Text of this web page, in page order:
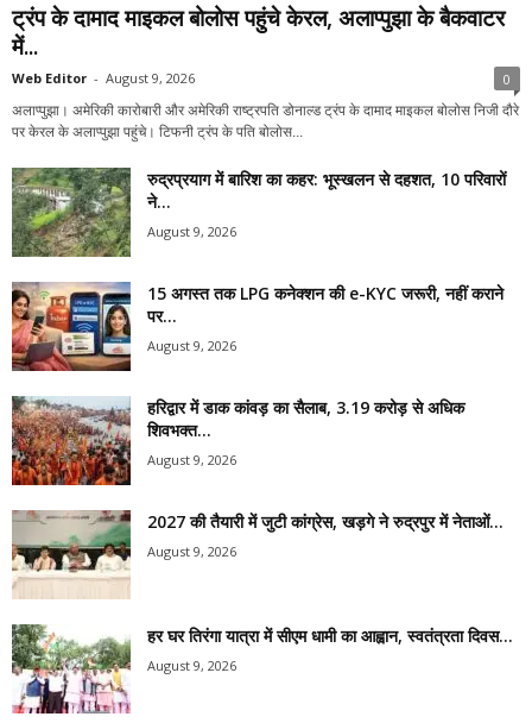
ट्रंप के दामाद माइकल बोलोस पहुंचे केरल, अलाप्पुझा के बैकवाटर
में...
Web Editor - August 9, 2026 0
अलाप्पुझा। अमेरिकी कारोबारी और अमेरिकी राष्ट्रपति डोनाल्ड ट्रंप के दामाद माइकल बोलोस निजी दौरे
पर केरल के अलाप्पुझा पहुंचे। टिफनी ट्रंप के पति बोलोस...
रुद्रप्रयाग में बारिश का कहर: भूस्खलन से दहशत, 10 परिवारों
ने...
August 9, 2026
15 अगस्त तक LPG कनेक्शन की e-KYC जरूरी, नहीं कराने
पर...
August 9, 2026
हरिद्वार में डाक कांवड़ का सैलाब, 3.19 करोड़ से अधिक
शिवभक्त...
August 9, 2026
2027 की तैयारी में जुटी कांग्रेस, खड़गे ने रुद्रपुर में नेताओं...
August 9, 2026
हर घर तिरंगा यात्रा में सीएम धामी का आह्वान, स्वतंत्रता दिवस...
August 9, 2026